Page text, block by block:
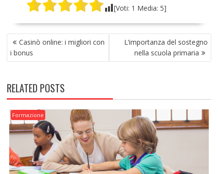
[Voti: 1 Media: 5]
NAVIGAZIONE
ARTICOLI
Casinò online: i migliori con
i bonus
L’importanza del sostegno
nella scuola primaria
RELATED POSTS
Formazione